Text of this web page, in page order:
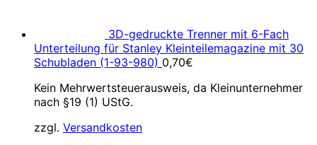
3D-gedruckte Trenner mit 6-Fach
Unterteilung für Stanley Kleinteilemagazine mit 30
Schubladen (1-93-980) 0,70€
Kein Mehrwertsteuerausweis, da Kleinunternehmer
nach §19 (1) UStG.
zzgl. Versandkosten